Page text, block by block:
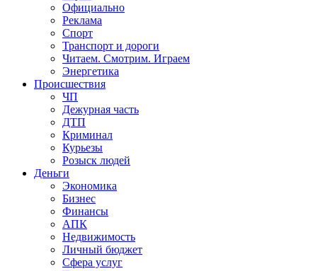
Официально
Реклама
Спорт
Транспорт и дороги
Читаем. Смотрим. Играем
Энергетика
Происшествия
ЧП
Дежурная часть
ДТП
Криминал
Курьезы
Розыск людей
Деньги
Экономика
Бизнес
Финансы
АПК
Недвижимость
Личный бюджет
Сфера услуг